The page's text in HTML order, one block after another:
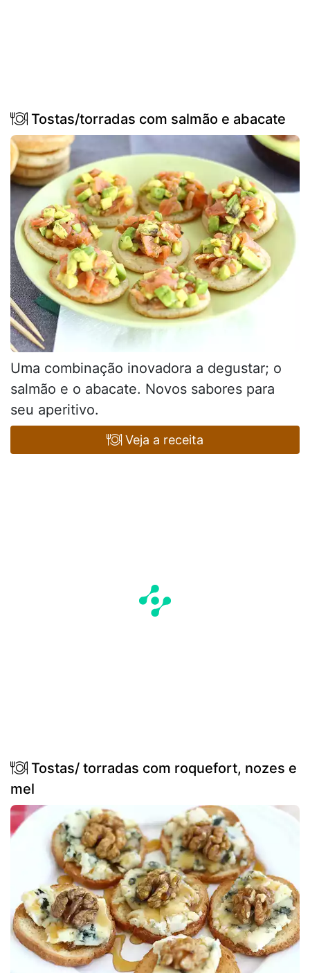
Tostas/torradas com salmão e abacate
Uma combinação inovadora a degustar; o
salmão e o abacate. Novos sabores para
seu aperitivo.
Veja a receita
Tostas/ torradas com roquefort, nozes e
mel